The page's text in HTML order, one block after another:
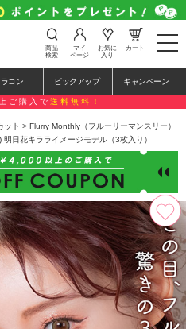
t
o
e
n
a
a
i
o
n
商品
検索
マイ
ページ
お気に
入り
カート
コン ピックアップ キャンペーン
ご購入で 送料無料！
ット > Flurry Monthly（フルーリーマンスリー）
日花キラライメージモデル（3枚入り）